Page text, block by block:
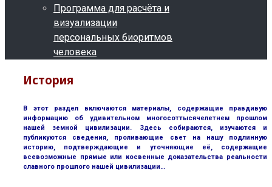
Программа для расчёта и
визуализации
персональных биоритмов
человека
История
В этот раздел включаются материалы, содержащие правдивую
информацию об удивительном многосоттысячелетнем прошлом
нашей земной цивилизации. Здесь собираются, изучаются и
публикуются сведения, проливающие свет на нашу подлинную
историю, подтверждающие и уточняющие её, содержащие
всевозможные прямые или косвенные доказательства реальности
славного прошлого нашей цивилизации…